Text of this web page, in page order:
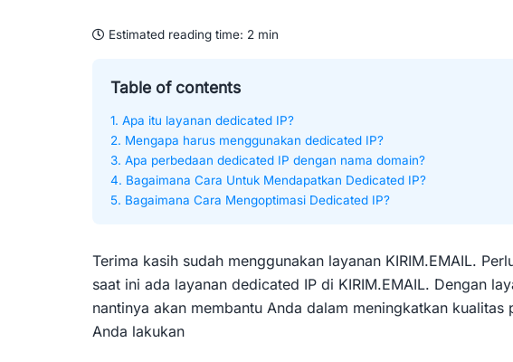
Estimated reading time: 2 min
Table of contents
1. Apa itu layanan dedicated IP?
2. Mengapa harus menggunakan dedicated IP?
3. Apa perbedaan dedicated IP dengan nama domain?
4. Bagaimana Cara Untuk Mendapatkan Dedicated IP?
5. Bagaimana Cara Mengoptimasi Dedicated IP?
Terima kasih sudah menggunakan layanan KIRIM.EMAIL.
saat ini ada layanan dedicated IP di KIRIM.EMAIL. Dengan
nantinya akan membantu Anda dalam meningkatkan kualitas
Anda lakukan